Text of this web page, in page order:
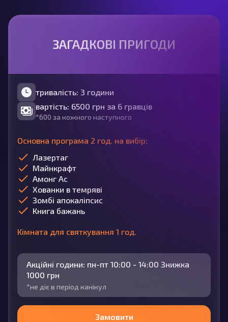
ЗАГАДКОВІ ПРИГОДИ
тривалість: 3 години
вартість: 6500 грн за 6 гравців
*600 за кожного наступного
Основна програма 2 год. на вибір:
Лазертаг
Майнкрафт
Амонг Ас
Хованки в темряві
Зомбі апокаліпсис
Книга бажань
Кімната для святкування 1 год.
Акційні години: пн-пт 10:00 - 14:00 Знижка
1000 грн
*не діє в період канікул
Замовити